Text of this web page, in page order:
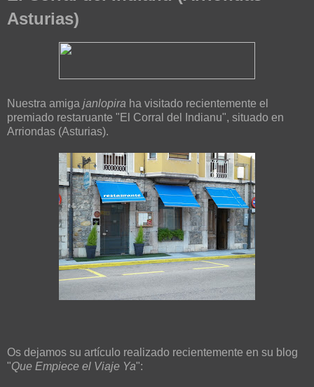
Asturias)
Nuestra amiga janlopira ha visitado recientemente el
premiado restaruante "El Corral del Indianu", situado en
Arriondas (Asturias).
Os dejamos su artículo realizado recientemente en su blog
"Que Empiece el Viaje Ya":